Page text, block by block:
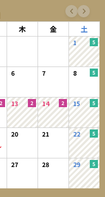
木 金 土
1
6 7 8
13 14 15
20 21 22
27 28 29